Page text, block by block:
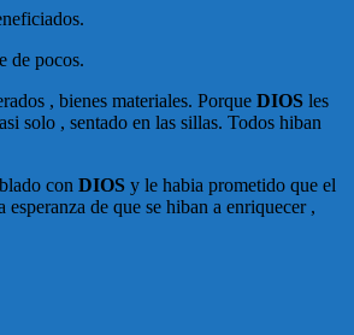
de pocos.
, bienes materiales. Porque DIOS les
solo , sentado en las sillas. Todos hiban
con DIOS y le habia prometido que el
de que se hiban a enriquecer ,